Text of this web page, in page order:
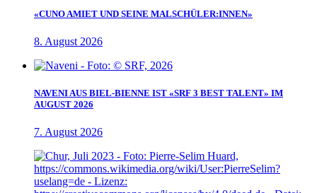
«CUNO AMIET UND SEINE MALSCHÜLER:INNEN»
8. August 2026
NAVENI AUS BIEL-BIENNE IST «SRF 3 BEST TALENT» IM
AUGUST 2026
7. August 2026